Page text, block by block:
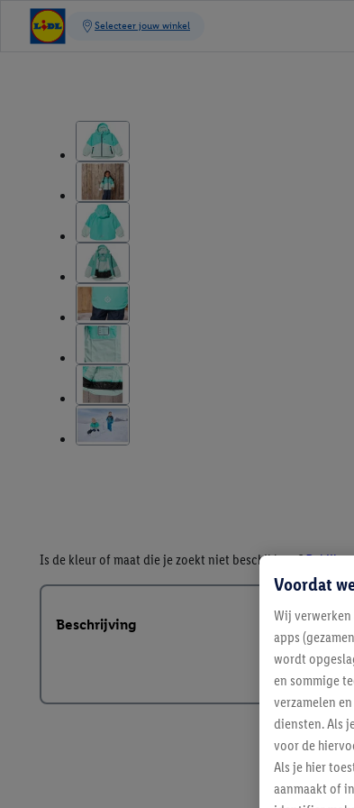
Is de kleur of maat die je zoekt niet beschikbaar?Bekijk
Beschrijving
Voordat
Wij verwerken
apps
wordt
en sommige
verzamelen
diensten. Als
voor de
Als je hier
aanmaakt of